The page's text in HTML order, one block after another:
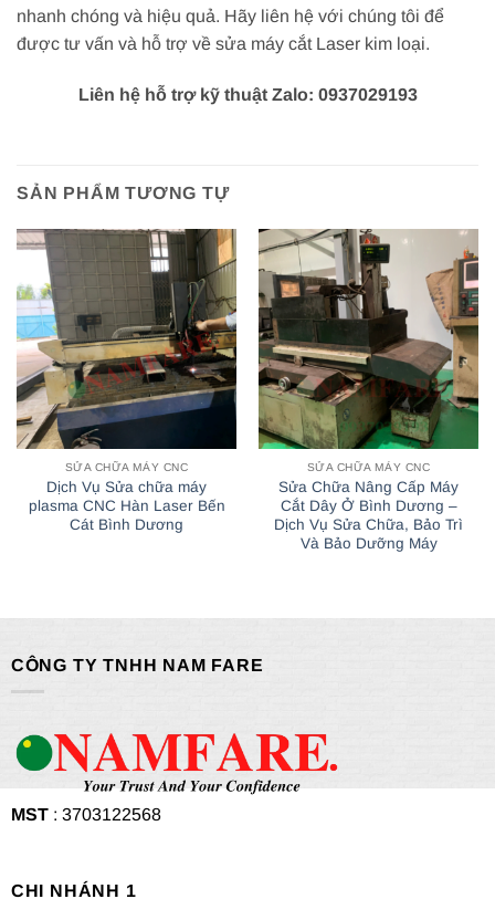
nhanh chóng và hiệu quả. Hãy liên hệ với chúng tôi để
được tư vấn và hỗ trợ về sửa máy cắt Laser kim loại.
Liên hệ hỗ trợ kỹ thuật Zalo: 0937029193
SẢN PHẨM TƯƠNG TỰ
SỬA CHỮA MÁY CNC
Dịch Vụ Sửa chữa máy
plasma CNC Hàn Laser Bến
Cát Bình Dương
SỬA CHỮA MÁY CNC
Sửa Chữa Nâng Cấp Máy
Cắt Dây Ở Bình Dương –
Dịch Vụ Sửa Chữa, Bảo Trì
Và Bảo Dưỡng Máy
CÔNG TY TNHH NAM FARE
MST: 3703122568
CHI NHÁNH 1